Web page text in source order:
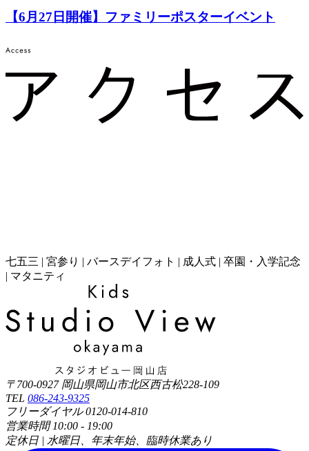
【6月27日開催】ファミリーポスターイベント
七五三 | 宮参り | バースデイフォト | 成人式 | 卒園・入学記念
| マタニティ
〒700-0927 岡山県岡山市北区西古松228-109
TEL 086-243-9325
フリーダイヤル 0120-014-810
営業時間 10:00 - 19:00
定休日 | 水曜日、年末年始、臨時休業あり